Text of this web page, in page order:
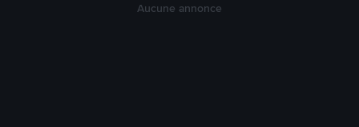
Aucune annonce